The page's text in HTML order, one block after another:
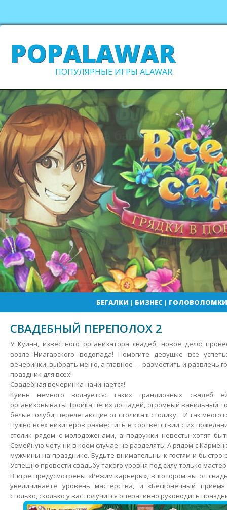
POPALAWAR
ПОПУЛЯРНЫЕ ИГРЫ ALAWAR
БЕГАЛКИ | БИЗНЕС| ГОЛОВОЛОМКИ
СВАДЕБНЫЙ ПЕРЕПОЛОХ 2
У Куинн, известного организатора свадеб, новое дело:
возле Ниагарского водопада! Помогите девушке все
вечеринки, выбрать меню, а главное — разместить и развлечь
праздник для всех!
Свадебная вечеринка начинается!
Куинн немного волнуется: таких грандиозных свадеб
организовывать! Тройка пегих лошадей, огромный ванильный
белые голуби, перелетающие от столика к столику… И так много
Нужно всех визитеров разместить в соответствии с их
столик рядом с молодоженами, а подружки невесты хотят
Семейную чету ни в коем случае не разделять! А рядом с Кармен
мужчины на празднике. Будьте внимательны к гостям и быстро
Успешно провести свадьбу такого уровня под силу только
В игре предусмотрены «Режим карьеры», в котором вы от
увеличиваете уровень мастерства, и «Бесконечный
столько, сколько у вас получится оперативно руководить